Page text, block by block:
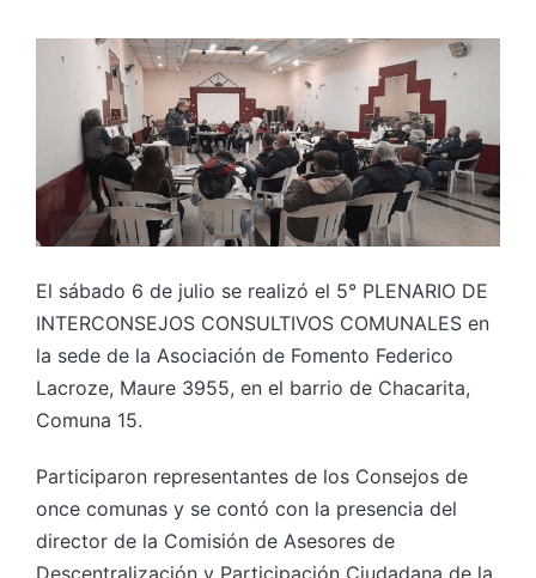
El sábado 6 de julio se realizó el 5° PLENARIO DE
INTERCONSEJOS CONSULTIVOS COMUNALES en
la sede de la Asociación de Fomento Federico
Lacroze, Maure 3955, en el barrio de Chacarita,
Comuna 15.
Participaron representantes de los Consejos de
once comunas y se contó con la presencia del
director de la Comisión de Asesores de
Descentralización y Participación Ciudadana de la